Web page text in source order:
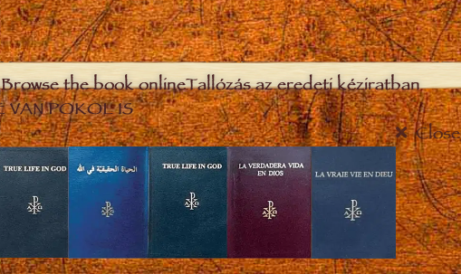
Browse the book onlineTallózás az eredeti kéziratban
VAN POKOL IS
Close